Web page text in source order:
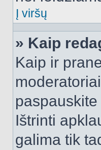
Į viršų
» Kaip
Kaip ir
Ištrinti
galima tik